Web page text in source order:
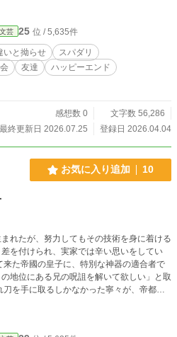
だった。 だけど――。 現実で
も。 私が恋をしていた相手は、ずっと同
そばにいた。 深夜2時。 サクヤが
たのは、「帰れ」じゃなくて――「帰らな
っとお願いします♡ 他のメンバ―が
リーズも合わせてご覧ください
芸 25 位 / 5,635件
いと拗らせ
スパダリ
友達
ハッピーエンド
感想数 0
文字数 56,286
最終更新日 2026.07.25
登録日 2026.04.04
お気に入り追加 10
れたが、努力してもその技術を身に着ける
を付けられ、実家では辛い思いをしてい
た帝國の皇子に、特別な神器の適合者で
地位にある兄の呪詛を解いて欲しい」と取
にある皇子に見いだされ、恩賞としての契
説家になろうにも投稿予定です。